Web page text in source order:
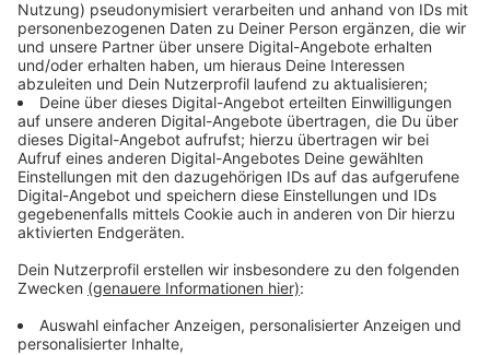
jetzt gemeinsam neue Ideen für Verkehr,
Beschilderung und Parken in der Kernstadt entwickeln.
Mit dabei sein sollen auch Vertreter aus Politik,
Verwaltung, Stadtmarketing und aus dem Umfeld des
Bürgerbegehrens. Die Ergebnisse sollen dann später
öffentlich vorgestellt und diskutiert werden.
Anzeige
So könnt ihr mitmachen
Anzeige